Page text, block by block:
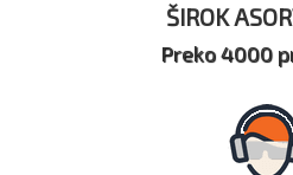
ŠIROK
Preko 4000